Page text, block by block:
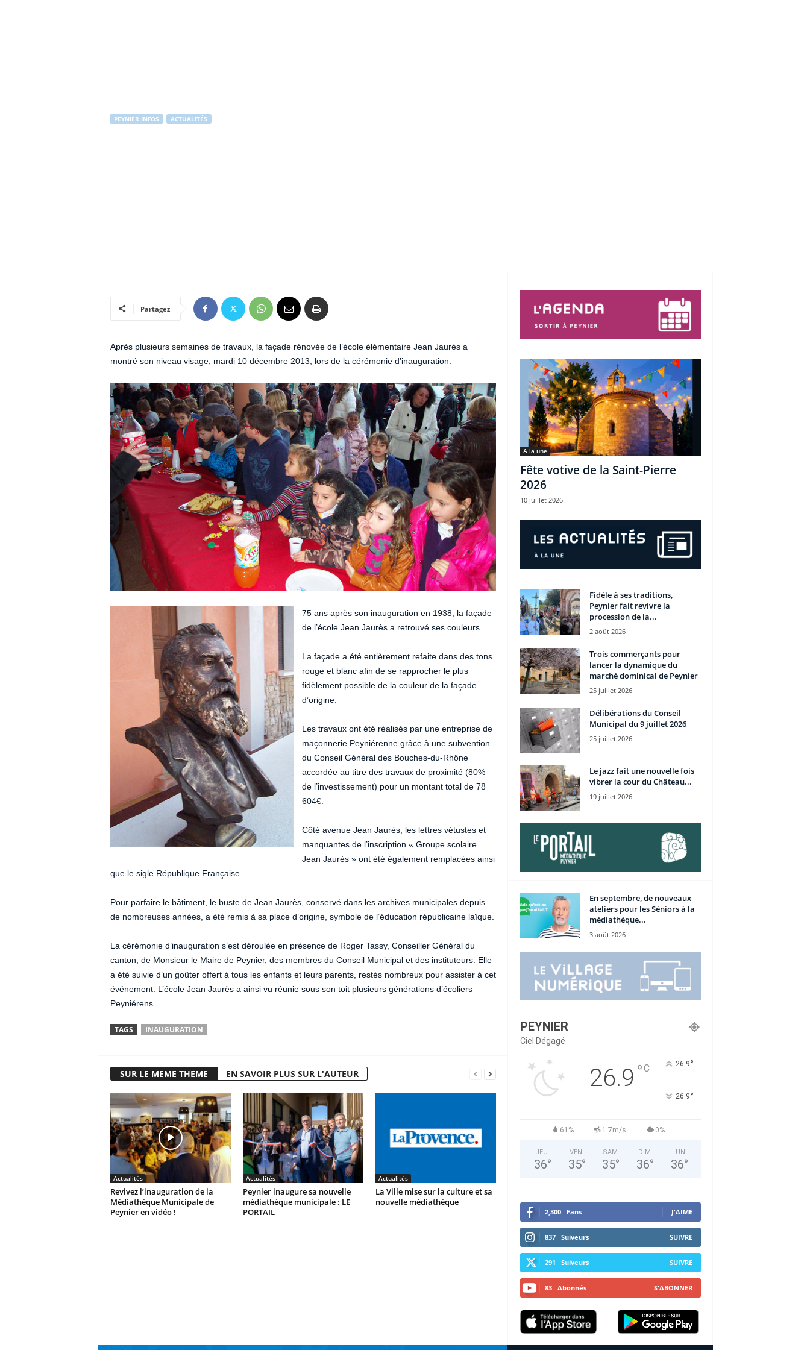
PEYNIER INFOS ACTUALITÉS
Partagez
Après plusieurs semaines de travaux, la façade rénovée de l’école élémentaire Jean Jaurès a
montré son niveau visage, mardi 10 décembre 2013, lors de la cérémonie d’inauguration.
75 ans après son inauguration en 1938, la façade
de l’école Jean Jaurès a retrouvé ses couleurs.
La façade a été entièrement refaite dans des tons
rouge et blanc afin de se rapprocher le plus
fidèlement possible de la couleur de la façade
d’origine.
Les travaux ont été réalisés par une entreprise de
maçonnerie Peyniérenne grâce à une subvention
du Conseil Général des Bouches-du-Rhône
accordée au titre des travaux de proximité (80%
de l’investissement) pour un montant total de 78
604€.
Côté avenue Jean Jaurès, les lettres vétustes et
manquantes de l’inscription « Groupe scolaire
Jean Jaurès » ont été également remplacées ainsi
que le sigle République Française.
Pour parfaire le bâtiment, le buste de Jean Jaurès, conservé dans les archives municipales depuis
de nombreuses années, a été remis à sa place d’origine, symbole de l’éducation républicaine laïque.
La cérémonie d’inauguration s’est déroulée en présence de Roger Tassy, Conseiller Général du
canton, de Monsieur le Maire de Peynier, des membres du Conseil Municipal et des instituteurs. Elle
a été suivie d’un goûter offert à tous les enfants et leurs parents, restés nombreux pour assister à cet
événement. L’école Jean Jaurès a ainsi vu réunie sous son toit plusieurs générations d’écoliers
Peyniérens.
TAGS INAUGURATION
SUR LE MEME THEME EN SAVOIR PLUS SUR L'AUTEUR
Actualités
Revivez l’inauguration de la
Médiathèque Municipale de
Peynier en vidéo !
Actualités
Peynier inaugure sa nouvelle
médiathèque municipale : LE
PORTAIL
Actualités
La Ville mise sur la culture et sa
nouvelle médiathèque
A la une
Fête votive de la Saint-Pierre
2026
10 juillet 2026
Fidèle à ses traditions,
Peynier fait revivre la
procession de la...
2 août 2026
Trois commerçants pour
lancer la dynamique du
marché dominical de Peynier
25 juillet 2026
Délibérations du Conseil
Municipal du 9 juillet 2026
25 juillet 2026
Le jazz fait une nouvelle fois
vibrer la cour du Château...
19 juillet 2026
En septembre, de nouveaux
ateliers pour les Séniors à la
médiathèque...
3 août 2026
PEYNIER
Ciel Dégagé
26.9 °C 26.9°
26.9°
61% 1.7m/s 0%
JEU
36°
VEN
35°
SAM
35°
DIM
36°
LUN
36°
2,300 Fans J'AIME
837 Suiveurs SUIVRE
291 Suiveurs SUIVRE
83 Abonnés S'ABONNER